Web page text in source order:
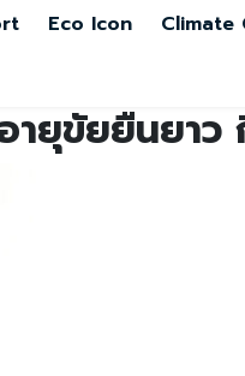
Eco Icon Climate
ายุขัยยืนยา